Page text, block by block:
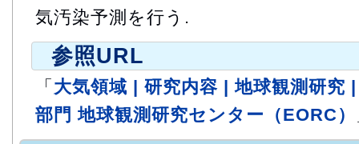
気汚染予測を行う.
参照URL
「 大気領域 | 研究内容 | 地球観測研究
部門 地球観測研究センター（EORC）